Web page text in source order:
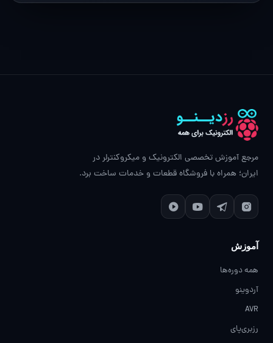
مرجع آموزش تخصصی الکترونیک و میکروکنترلر در
ایران؛ همراه با فروشگاه قطعات و خدمات ساخت برد.
آموزش
همه دوره‌ها
آردوینو
AVR
رزبری‌پای